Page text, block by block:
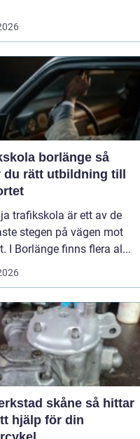
borlänge så
rätt utbildning till
trafikskola är ett av de
stegen på vägen mot
I Borlänge finns flera al...
skåne så hittar
hjälp för din